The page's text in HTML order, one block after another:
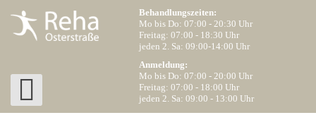
Behandlungszeiten:
Mo bis Do: 07:00 - 20:30 Uhr
Freitag: 07:00 - 18:30 Uhr
jeden 2. Sa: 09:00-14:00 Uhr
Anmeldung:
Mo bis Do: 07:00 - 20:00 Uhr
Freitag: 07:00 - 18:00 Uhr
jeden 2. Sa: 09:00 - 13:00 Uhr